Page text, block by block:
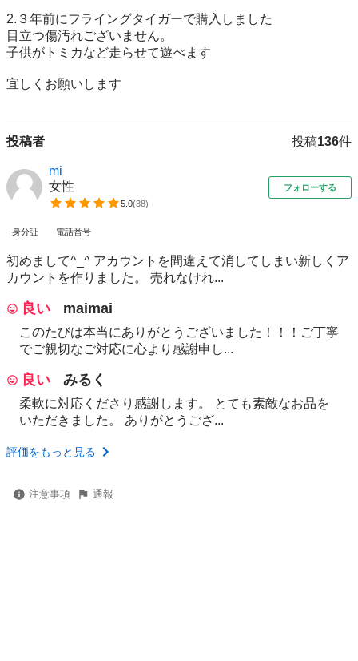
2.３年前にフライングタイガーで購入しました
目立つ傷汚れございません。
子供がトミカなど走らせて遊べます
宜しくお願いします
投稿者 投稿136件
mi
女性
5.0(38)
フォローする
身分証 電話番号
初めまして^_^ アカウントを間違えて消してしまい新しくア
カウントを作りました。 売れなけれ...
良い maimai
このたびは本当にありがとうございました！！！ご丁寧
でご親切なご対応に心より感謝申し...
良い みるく
柔軟に対応くださり感謝します。 とても素敵なお品を
いただきました。 ありがとうござ...
評価をもっと見る
注意事項 通報